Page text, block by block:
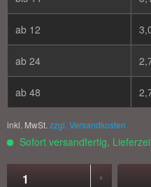
ab 12
ab 24
ab 48
inkl. MwSt. zzgl. Versandkosten
Sofort versandfertig,